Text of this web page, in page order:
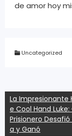
de amor hoy
Uncategorized
Navegación
de
entradas
La Impresionante
e Cool Hand
Prisionero
a y Ganó